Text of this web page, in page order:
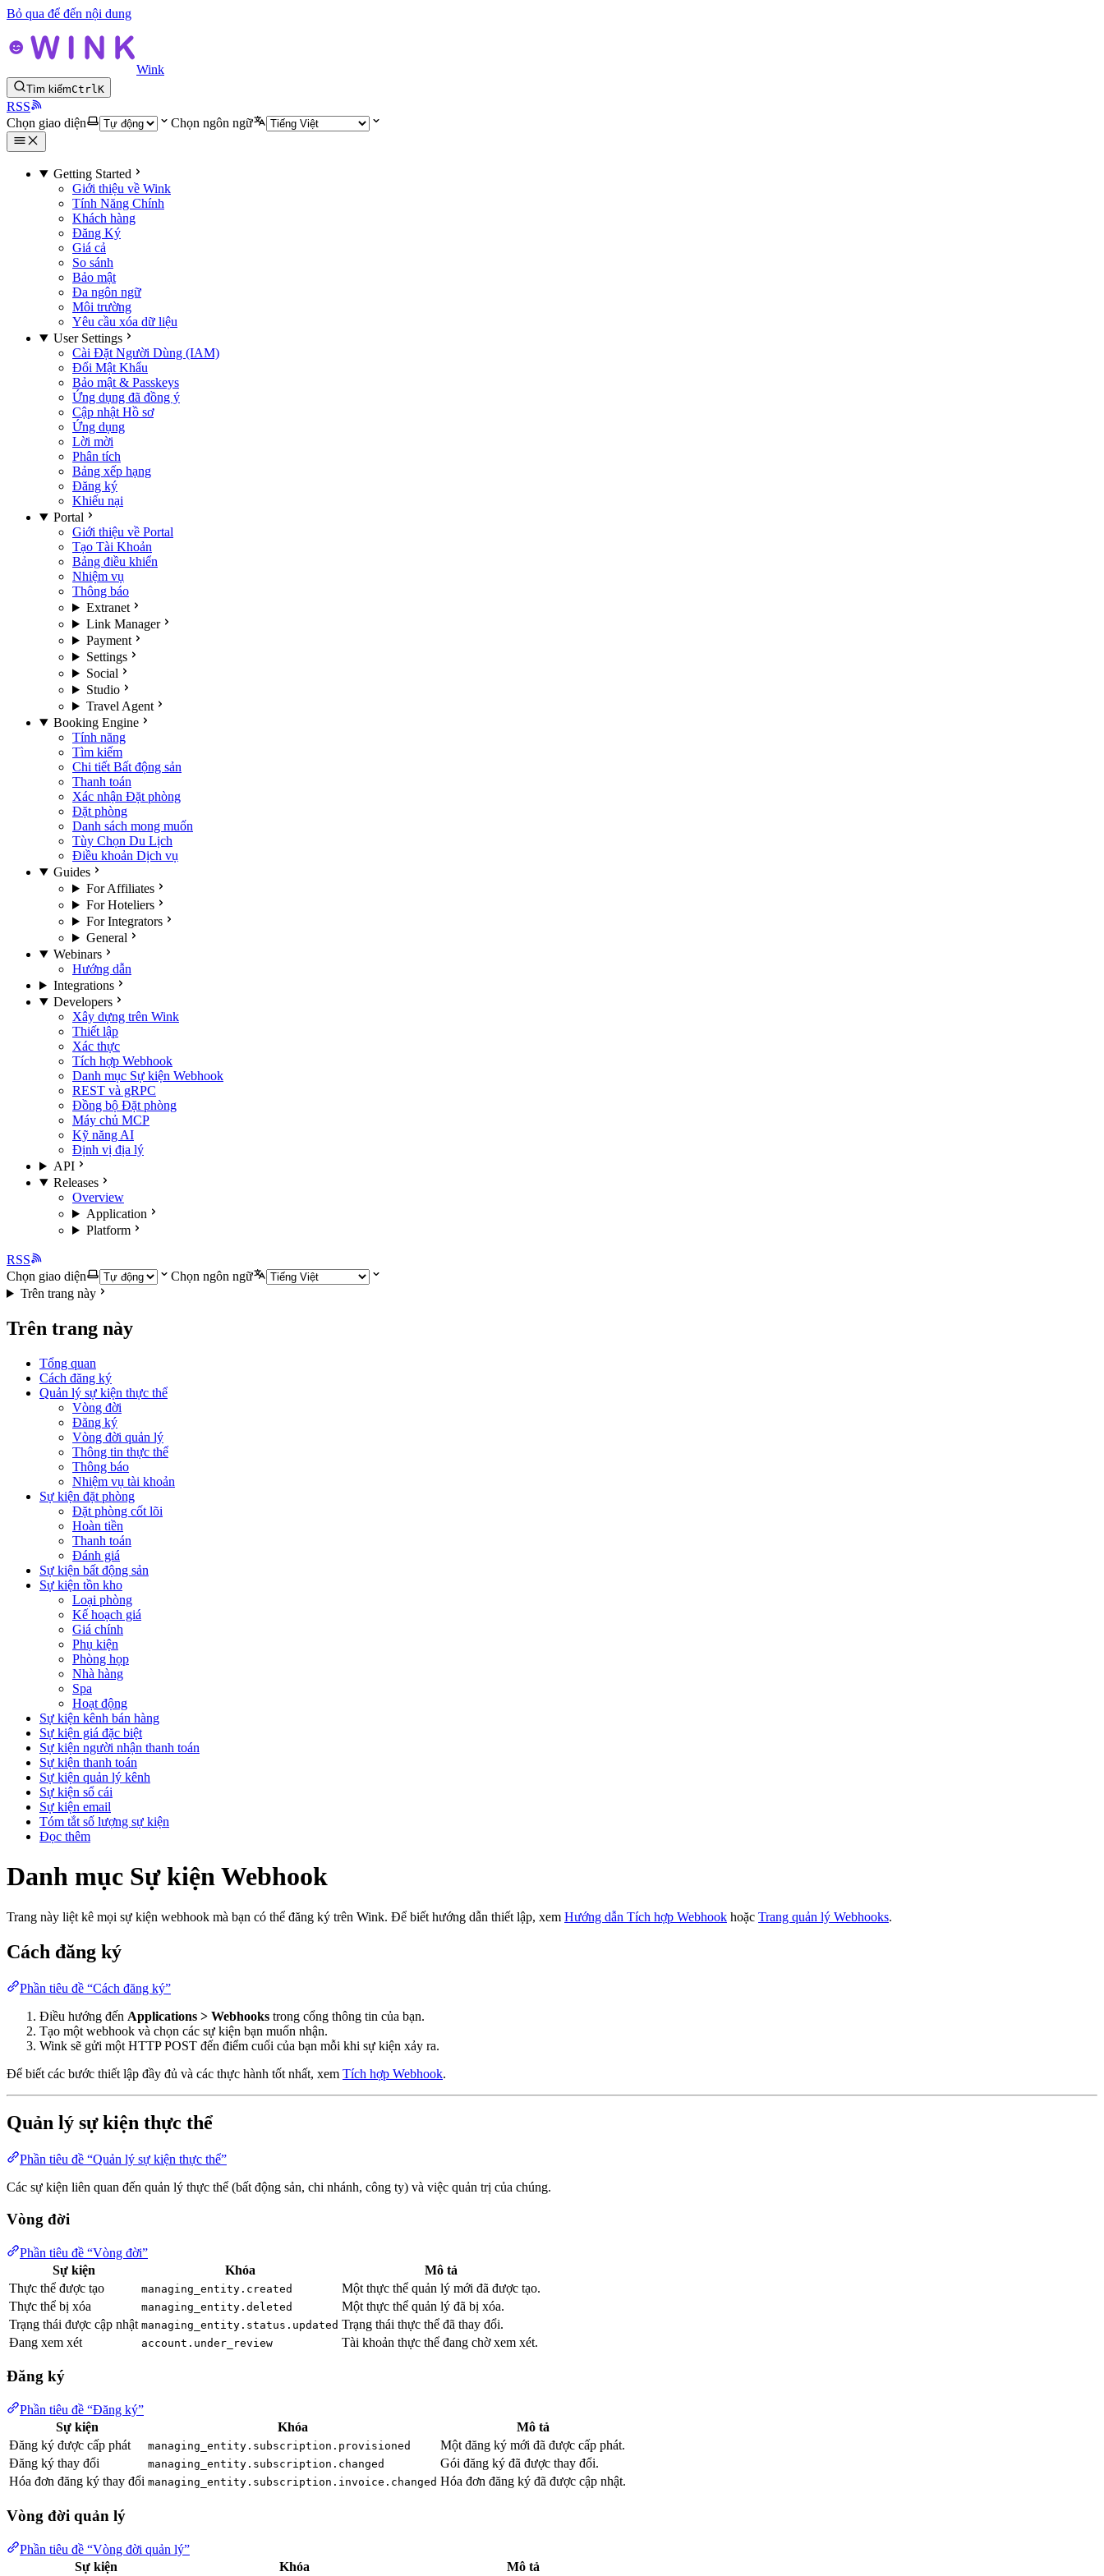
Bỏ qua để đến nội dung
Wink
Tìm kiếmCtrlK
RSS
Chọn giao diện
Chọn ngôn ngữ
Getting Started
Giới thiệu về Wink
Tính Năng Chính
Khách hàng
Đăng Ký
Giá cả
So sánh
Bảo mật
Đa ngôn ngữ
Môi trường
Yêu cầu xóa dữ liệu
User Settings
Cài Đặt Người Dùng (IAM)
Đổi Mật Khẩu
Bảo mật & Passkeys
Ứng dụng đã đồng ý
Cập nhật Hồ sơ
Ứng dụng
Lời mời
Phân tích
Bảng xếp hạng
Đăng ký
Khiếu nại
Portal
Giới thiệu về Portal
Tạo Tài Khoản
Bảng điều khiển
Nhiệm vụ
Thông báo
Extranet
Link Manager
Payment
Settings
Social
Studio
Travel Agent
Booking Engine
Tính năng
Tìm kiếm
Chi tiết Bất động sản
Thanh toán
Xác nhận Đặt phòng
Đặt phòng
Danh sách mong muốn
Tùy Chọn Du Lịch
Điều khoản Dịch vụ
Guides
For Affiliates
For Hoteliers
For Integrators
General
Webinars
Hướng dẫn
Integrations
Developers
Xây dựng trên Wink
Thiết lập
Xác thực
Tích hợp Webhook
Danh mục Sự kiện Webhook
REST và gRPC
Đồng bộ Đặt phòng
Máy chủ MCP
Kỹ năng AI
Định vị địa lý
API
Releases
Overview
Application
Platform
RSS
Chọn giao diện
Chọn ngôn ngữ
Trên trang này
Trên trang này
Tổng quan
Cách đăng ký
Quản lý sự kiện thực thể
Vòng đời
Đăng ký
Vòng đời quản lý
Thông tin thực thể
Thông báo
Nhiệm vụ tài khoản
Sự kiện đặt phòng
Đặt phòng cốt lõi
Hoàn tiền
Thanh toán
Đánh giá
Sự kiện bất động sản
Sự kiện tồn kho
Loại phòng
Kế hoạch giá
Giá chính
Phụ kiện
Phòng họp
Nhà hàng
Spa
Hoạt động
Sự kiện kênh bán hàng
Sự kiện giá đặc biệt
Sự kiện người nhận thanh toán
Sự kiện thanh toán
Sự kiện quản lý kênh
Sự kiện sổ cái
Sự kiện email
Tóm tắt số lượng sự kiện
Đọc thêm
Danh mục Sự kiện Webhook
Trang này liệt kê mọi sự kiện webhook mà bạn có thể đăng ký trên Wink. Để biết hướng dẫn thiết lập, xem Hướng dẫn Tích hợp Webhook hoặc Trang quản lý Webhooks.
Cách đăng ký
Phần tiêu đề “Cách đăng ký”
Điều hướng đến Applications > Webhooks trong cổng thông tin của bạn.
Tạo một webhook và chọn các sự kiện bạn muốn nhận.
Wink sẽ gửi một HTTP POST đến điểm cuối của bạn mỗi khi sự kiện xảy ra.
Để biết các bước thiết lập đầy đủ và các thực hành tốt nhất, xem Tích hợp Webhook.
Quản lý sự kiện thực thể
Phần tiêu đề “Quản lý sự kiện thực thể”
Các sự kiện liên quan đến quản lý thực thể (bất động sản, chi nhánh, công ty) và việc quản trị của chúng.
Vòng đời
Phần tiêu đề “Vòng đời”
Sự kiện
Khóa
Mô tả
Thực thể được tạo
managing_entity.created
Một thực thể quản lý mới đã được tạo.
Thực thể bị xóa
managing_entity.deleted
Một thực thể quản lý đã bị xóa.
Trạng thái được cập nhật managing_entity.status.updated Trạng thái thực thể đã thay đổi.
Đang xem xét
account.under_review Tài khoản thực thể đang chờ xem xét.
Đăng ký
Phần tiêu đề “Đăng ký”
Sự kiện
Khóa
Mô tả
Đăng ký được cấp phát
managing_entity.subscription.provisioned
Một đăng ký mới đã được cấp phát.
Đăng ký thay đổi
managing_entity.subscription.changed
Gói đăng ký đã được thay đổi.
Hóa đơn đăng ký thay đổi managing_entity.subscription.invoice.changed Hóa đơn đăng ký đã được cập nhật.
Vòng đời quản lý
Phần tiêu đề “Vòng đời quản lý”
Sự kiện
Khóa
Mô tả